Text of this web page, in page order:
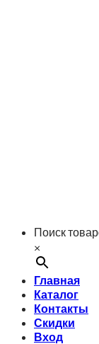
Поиск
×
Главная
Каталог
Контакты
Скидки
Вход